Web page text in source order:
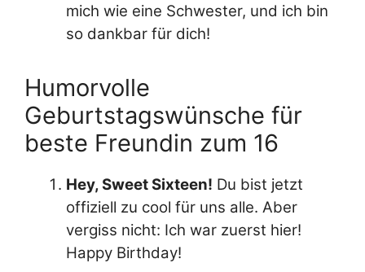
mich wie eine Schwester, und ich bin
so dankbar für dich!
Humorvolle
Geburtstagswünsche für
beste Freundin zum 16
Hey, Sweet Sixteen! Du bist jetzt
offiziell zu cool für uns alle. Aber
vergiss nicht: Ich war zuerst hier!
Happy Birthday!